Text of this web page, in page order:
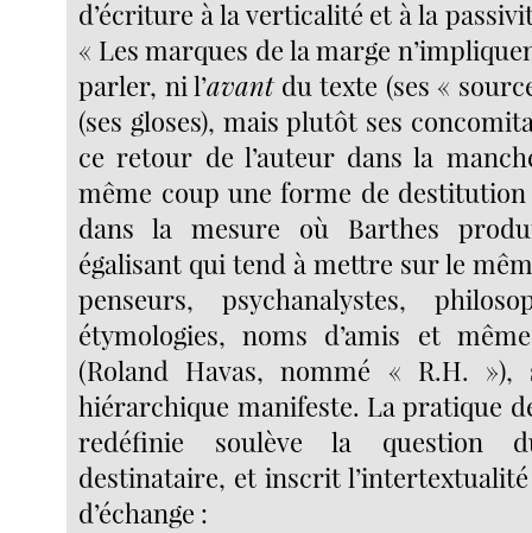
d’écriture à la verticalité et à la
« Les marques de la marge
parler, ni l’avantdu texte (ses «
(ses gloses), mais plutôt ses
ce retour de l’auteur dans la
même coup une forme de destitution
dans la mesure où Barthes
égalisant qui tend à mettre sur le
penseurs, psychanalystes,
étymologies, noms d’amis et
(Roland Havas, nommé « R.H. »),
hiérarchique manifeste. La pratique
redéfinie soulève la question
destinataire, et inscrit
d’échange :